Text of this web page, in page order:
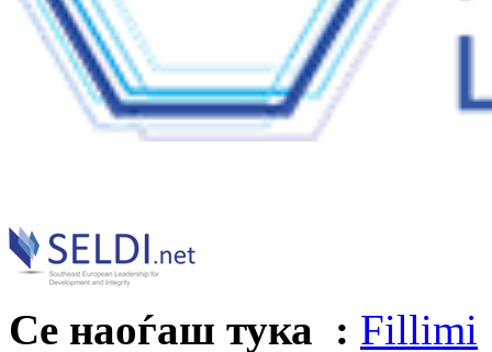
Се наоѓаш тука : Fillimi